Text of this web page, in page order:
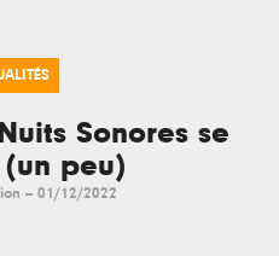
Sonores se
peu)
-- 01/12/2022